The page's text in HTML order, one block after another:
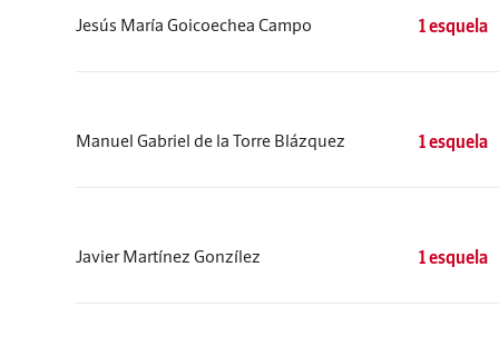
Jesús María Goicoechea Campo 1 esquela
Manuel Gabriel de la Torre Blázquez 1 esquela
Javier Martínez Gonzílez 1 esquela